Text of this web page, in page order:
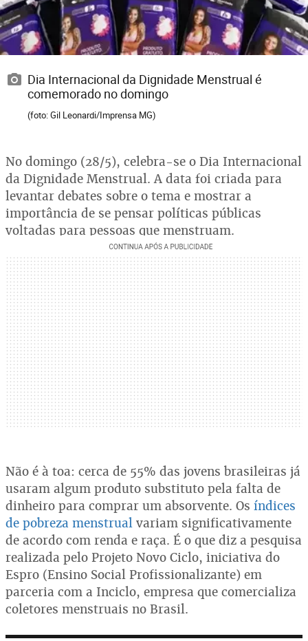
Dia Internacional da Dignidade Menstrual é
comemorado no domingo
(foto: Gil Leonardi/Imprensa MG)
No domingo (28/5), celebra-se o Dia Internacional
da Dignidade Menstrual. A data foi criada para
levantar debates sobre o tema e mostrar a
importância de se pensar políticas públicas
voltadas para pessoas que menstruam.
Não é à toa: cerca de 55% das jovens brasileiras já
usaram algum produto substituto pela falta de
dinheiro para comprar um absorvente. Os índices
de pobreza menstrual variam significativamente
de acordo com renda e raça. É o que diz a pesquisa
realizada pelo Projeto Novo Ciclo, iniciativa do
Espro (Ensino Social Profissionalizante) em
parceria com a Inciclo, empresa que comercializa
coletores menstruais no Brasil.